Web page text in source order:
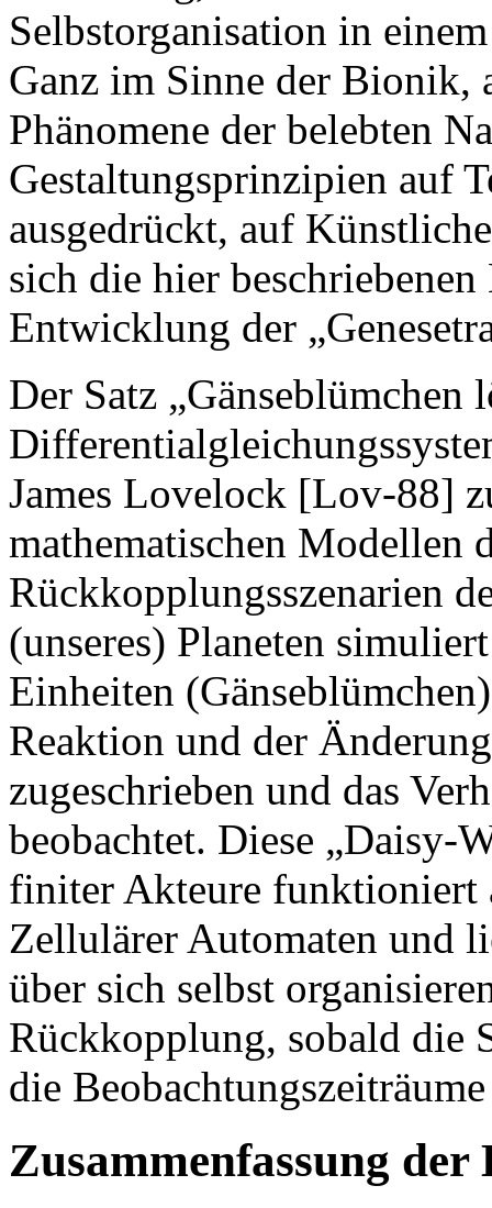
Selbstorganisation in
Ganz im Sinne der Bionik,
Phänomene der belebten
Gestaltungsprinzipien auf
ausgedrückt, auf
sich die hier
Entwicklung der
Der Satz „Gänseblümchen
James Lovelock [Lov-88]
mathematischen Modellen
Rückkopplungsszenarien
(unseres) Planeten
Einheiten
Reaktion und der
zugeschrieben und das
beobachtet. Diese „Daisy-
finiter Akteure funktioniert
Zellulärer Automaten und
über sich selbst
Rückkopplung, sobald die
die
Zusammenfassung der